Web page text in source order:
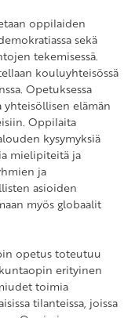
oppilaiden
sekä
tekemisessä.
kouluyhteisössä
Opetuksessa
elämän
Oppilaita
kysymyksiä
mielipiteitä ja
ja
asioiden
myös globaalit
opetus toteutuu
erityinen
toimia
tilanteissa, joissa